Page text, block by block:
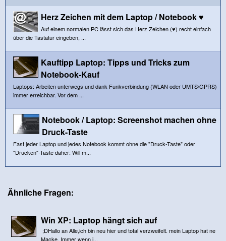
Herz Zeichen mit dem Laptop / Notebook ♥
Auf einem normalen PC lässt sich das Herz Zeichen (♥) recht einfach
über die Tastatur eingeben, ...
Kauftipp Laptop: Tipps und Tricks zum
Notebook-Kauf
Laptops: Arbeiten unterwegs und dank Funkverbindung (WLAN oder UMTS/GPRS)
immer erreichbar. Vor dem ...
Notebook / Laptop: Screenshot machen ohne
Druck-Taste
Fast jeder Laptop und jedes Notebook kommt ohne die "Druck-Taste" oder
"Drucken"-Taste daher: Will m...
Ähnliche Fragen:
Win XP: Laptop hängt sich auf
;DHallo an Alle,ich bin neu hier und total verzweifelt. mein Laptop hat ne
Macke. Immer wenn i...